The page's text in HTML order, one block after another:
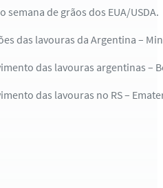
semana de grãos dos EUA/USDA.
das lavouras da Argentina –
das lavouras argentinas –
das lavouras no RS –